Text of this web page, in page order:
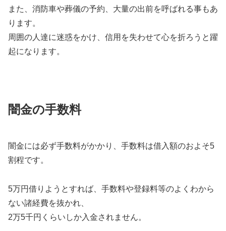
また、消防車や葬儀の予約、大量の出前を呼ばれる事もあ
ります。
周囲の人達に迷惑をかけ、信用を失わせて心を折ろうと躍
起になります。
闇金の手数料
闇金には必ず手数料がかかり、手数料は借入額のおよそ5
割程です。
5万円借りようとすれば、手数料や登録料等のよくわから
ない諸経費を抜かれ、
2万5千円くらいしか入金されません。